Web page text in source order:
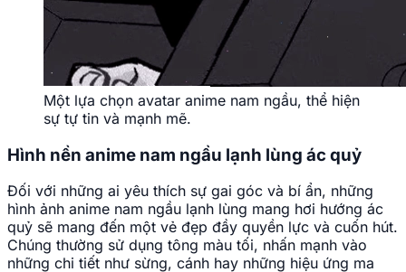
Một lựa chọn avatar anime nam ngầu, thể hiện
sự tự tin và mạnh mẽ.
Hình nền anime nam ngầu lạnh lùng ác quỷ
Đối với những ai yêu thích sự gai góc và bí ẩn, những
hình ảnh anime nam ngầu lạnh lùng mang hơi hướng ác
quỷ sẽ mang đến một vẻ đẹp đầy quyền lực và cuốn hút.
Chúng thường sử dụng tông màu tối, nhấn mạnh vào
những chi tiết như sừng, cánh hay những hiệu ứng ma